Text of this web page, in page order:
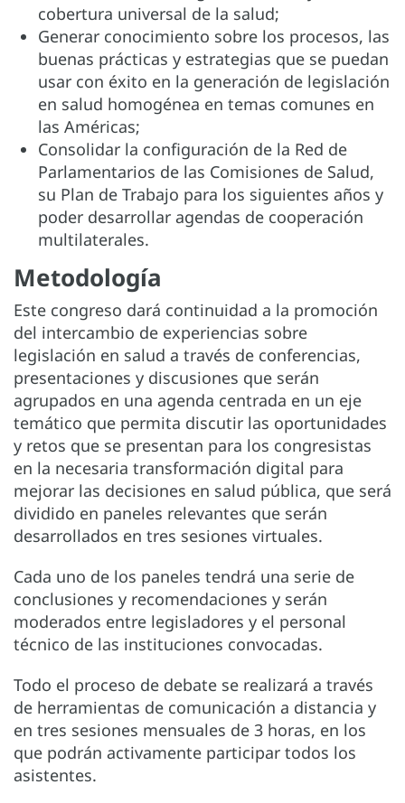
cobertura universal de la salud;
Generar conocimiento sobre los procesos, las
buenas prácticas y estrategias que se puedan
usar con éxito en la generación de legislación
en salud homogénea en temas comunes en
las Américas;
Consolidar la configuración de la Red de
Parlamentarios de las Comisiones de Salud,
su Plan de Trabajo para los siguientes años y
poder desarrollar agendas de cooperación
multilaterales.
Metodología
Este congreso dará continuidad a la promoción
del intercambio de experiencias sobre
legislación en salud a través de conferencias,
presentaciones y discusiones que serán
agrupados en una agenda centrada en un eje
temático que permita discutir las oportunidades
y retos que se presentan para los congresistas
en la necesaria transformación digital para
mejorar las decisiones en salud pública, que será
dividido en paneles relevantes que serán
desarrollados en tres sesiones virtuales.
Cada uno de los paneles tendrá una serie de
conclusiones y recomendaciones y serán
moderados entre legisladores y el personal
técnico de las instituciones convocadas.
Todo el proceso de debate se realizará a través
de herramientas de comunicación a distancia y
en tres sesiones mensuales de 3 horas, en los
que podrán activamente participar todos los
asistentes.